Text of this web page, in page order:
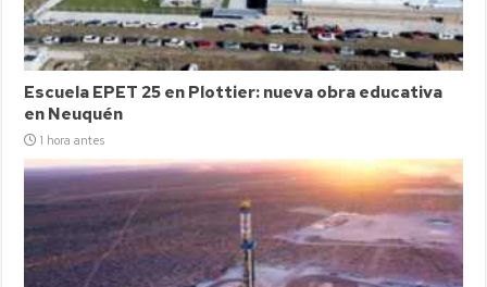
Escuela EPET 25 en Plottier: nueva obra educativa
en Neuquén
1 hora antes